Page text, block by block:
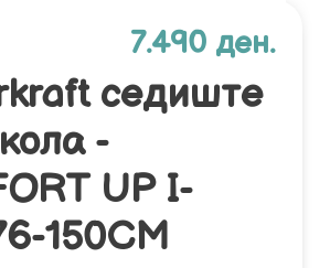
7.490 ден.
седиште
-
UP I-
150CM